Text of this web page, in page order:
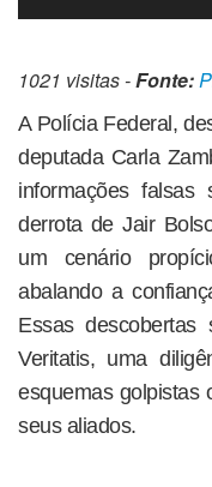
1021 visitas -Fonte:
A Polícia Federal,
deputada Carla
informações falsas
derrota de Jair
um cenário
abalando a
Essas
Veritatis, uma
esquemas golpistas
seus aliados.